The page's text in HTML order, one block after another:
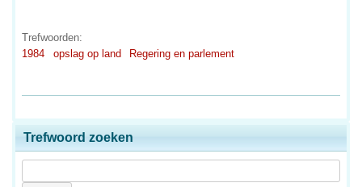
Trefwoorden:
1984
opslag op land Regering en parlement
Trefwoord zoeken